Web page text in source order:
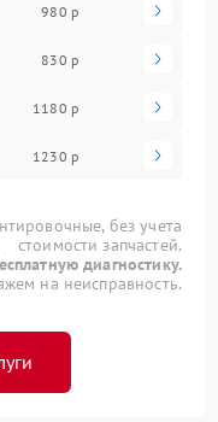
980 р
830 р
1180 р
1230 р
без учета
стоимости запчастей.
диагностику.
на неисправность.